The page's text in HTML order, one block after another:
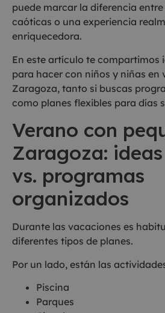
puede marcar la diferencia
caóticas o una experiencia
enriquecedora.
En este artículo te compartimos
para hacer con niños y niñas en
Zaragoza, tanto si buscas
como planes flexibles para días
Verano con
Zaragoza:
vs. programas
organizados
Durante las vacaciones es
diferentes tipos de planes.
Por un lado, están las
Piscina
Parques